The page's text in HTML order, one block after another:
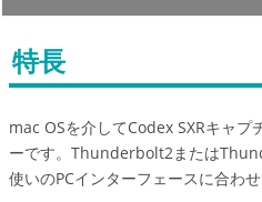
特長
mac OSを介してCodex SXRキャ
ーです。Thunderbolt2または
使いのPCインターフェースに合わせ